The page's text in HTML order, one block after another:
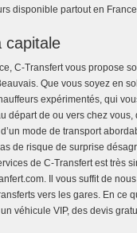
disponible partout en
capitale
C-Transfert vous propose
Que vous soyez en
expérimentés, qui
départ de ou vers chez
mode de transport
de risque de surprise
de C-Transfert est très
Il vous suffit de
vers les gares. En ce
véhicule VIP, des devis